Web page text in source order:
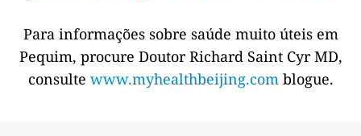
Para informações sobre saúde muito úteis em
Pequim, procure Doutor Richard Saint Cyr MD,
consulte www.myhealthbeijing.com blogue.